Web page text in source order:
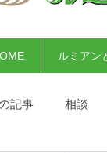
ルミアン
記事 相談